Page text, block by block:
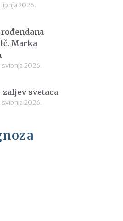
lipnja 2026.
Marka
svibnja 2026.
zaljev svetaca
svibnja 2026.